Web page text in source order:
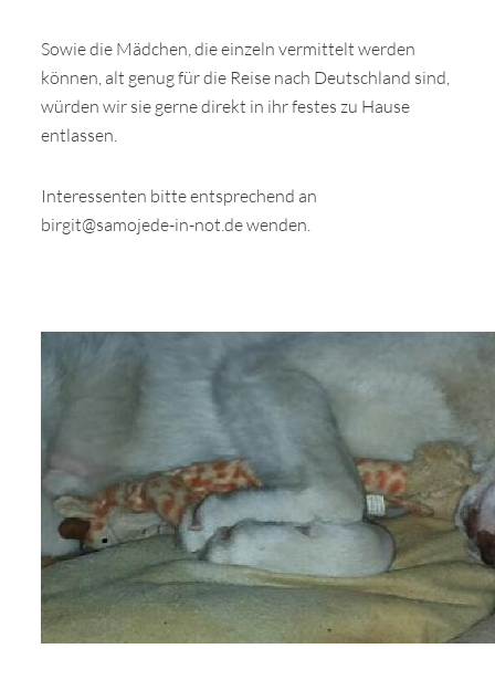
Sowie die Mädchen, die einzeln vermittelt werden
können, alt genug für die Reise nach Deutschland sind,
würden wir sie gerne direkt in ihr festes zu Hause
entlassen.
Interessenten bitte entsprechend an
birgit@samojede-in-not.de wenden.